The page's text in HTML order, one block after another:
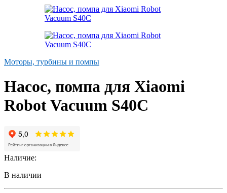
Моторы, турбины и помпы
Насос, помпа для Xiaomi
Robot Vacuum S40C
Наличие:
В наличии